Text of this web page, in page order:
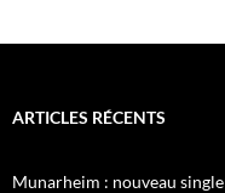
ARTICLES RÉCENTS
Munarheim : nouveau single